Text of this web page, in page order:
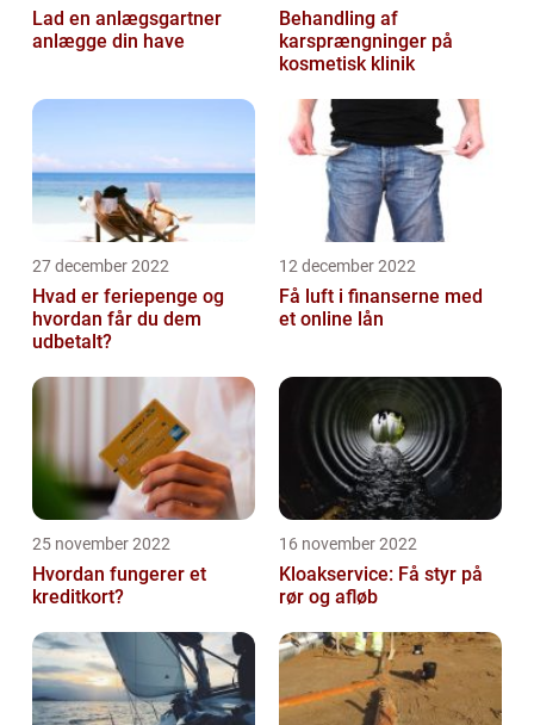
Lad en anlægsgartner
anlægge din have
Behandling af
karsprængninger på
kosmetisk klinik
27 december 2022
Hvad er feriepenge og
hvordan får du dem
udbetalt?
12 december 2022
Få luft i finanserne med
et online lån
25 november 2022
Hvordan fungerer et
kreditkort?
16 november 2022
Kloakservice: Få styr på
rør og afløb